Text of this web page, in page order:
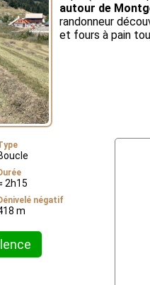
autour de
randonneur
et fours à pain
2h15
négatif
m